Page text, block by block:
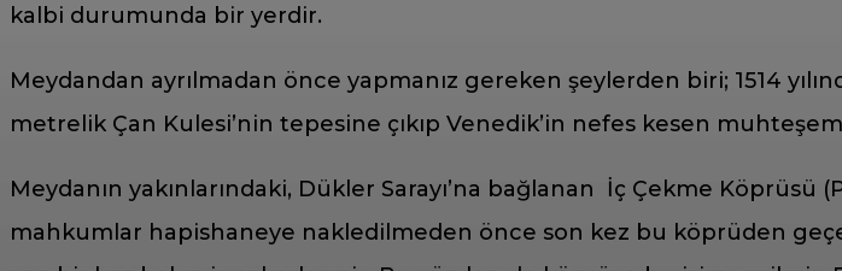
kalbi durumunda bir yerdir.
Meydandan ayrılmadan önce yapmanız gereken şeylerden biri; 1514
metrelik Çan Kulesi’nin tepesine çıkıp Venedik’in nefes kesen
Meydanın yakınlarındaki, Dükler Sarayı’na bağlanan İç Çekme
mahkumlar hapishaneye nakledilmeden önce son kez bu köprüden